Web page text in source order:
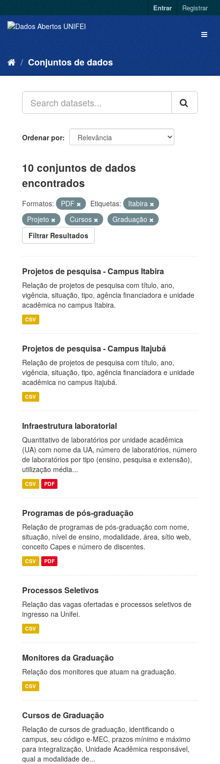
Entrar Registrar
Conjuntos de dados
Ordenar por
10 conjuntos de dados
encontrados
Formatos: PDF Etiquetas:
Itabira
Projeto
Cursos
Graduação
Filtrar Resultados
Projetos de pesquisa - Campus Itabira
Relação de projetos de pesquisa com título, ano,
vigência, situação, tipo, agência financiadora e unidade
acadêmica no campus Itabira.
CSV
Projetos de pesquisa - Campus Itajubá
Relação de projetos de pesquisa com título, ano,
vigência, situação, tipo, agência financiadora e unidade
acadêmica no campus Itajubá.
CSV
Infraestrutura laboratorial
Quantitativo de laboratórios por unidade acadêmica
(UA) com nome da UA, número de laboratórios, número
de laboratórios por tipo (ensino, pesquisa e extensão),
utilização média...
CSV PDF
Programas de pós-graduação
Relação de programas de pós-graduação com nome,
situação, nível de ensino, modalidade, área, sítio web,
conceito Capes e número de discentes.
CSV PDF
Processos Seletivos
Relação das vagas ofertadas e processos seletivos de
ingresso na Unifei.
CSV
Monitores da Graduação
Relação dos monitores que atuam na graduação.
CSV
Cursos de Graduação
Relação de cursos de graduação, identificando o
campus, seu código e-MEC, prazos mínimo e máximo
para integralização, Unidade Acadêmica responsável,
qual a modalidade de...